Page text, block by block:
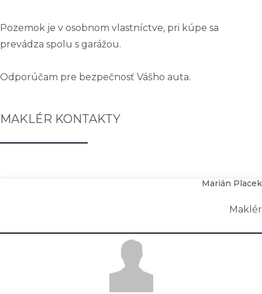
Pozemok je v osobnom vlastníctve, pri kúpe sa
prevádza spolu s garážou.
Odporúčam pre bezpečnosť Vášho auta.
MAKLÉR KONTAKTY
Marián Placek
Maklér